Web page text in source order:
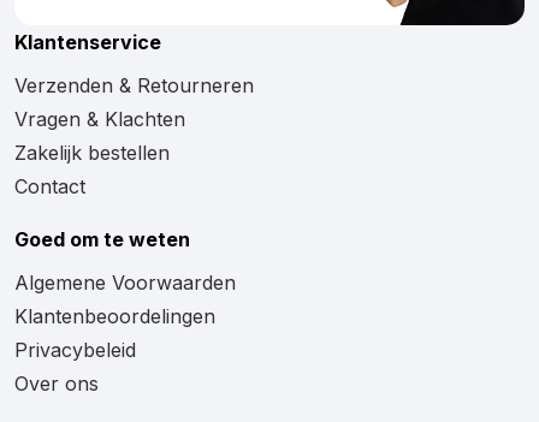
Klantenservice
Verzenden & Retourneren
Vragen & Klachten
Zakelijk bestellen
Contact
Goed om te weten
Algemene Voorwaarden
Klantenbeoordelingen
Privacybeleid
Over ons